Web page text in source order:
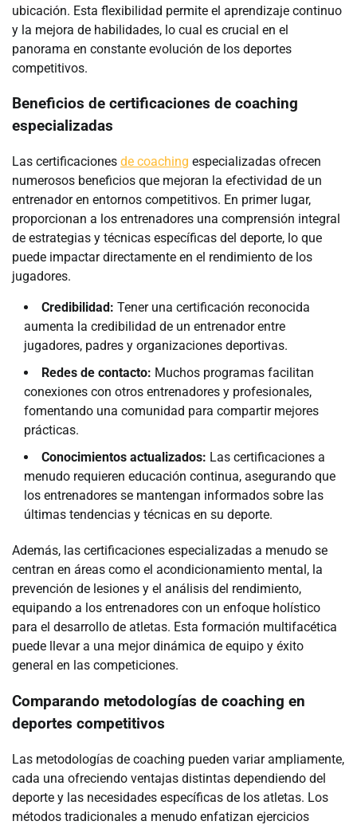
ubicación. Esta flexibilidad permite el aprendizaje continuo
y la mejora de habilidades, lo cual es crucial en el
panorama en constante evolución de los deportes
competitivos.
Beneficios de certificaciones de coaching
especializadas
Las certificaciones de coaching especializadas ofrecen
numerosos beneficios que mejoran la efectividad de un
entrenador en entornos competitivos. En primer lugar,
proporcionan a los entrenadores una comprensión integral
de estrategias y técnicas específicas del deporte, lo que
puede impactar directamente en el rendimiento de los
jugadores.
Credibilidad: Tener una certificación reconocida
aumenta la credibilidad de un entrenador entre
jugadores, padres y organizaciones deportivas.
Redes de contacto: Muchos programas facilitan
conexiones con otros entrenadores y profesionales,
fomentando una comunidad para compartir mejores
prácticas.
Conocimientos actualizados: Las certificaciones a
menudo requieren educación continua, asegurando que
los entrenadores se mantengan informados sobre las
últimas tendencias y técnicas en su deporte.
Además, las certificaciones especializadas a menudo se
centran en áreas como el acondicionamiento mental, la
prevención de lesiones y el análisis del rendimiento,
equipando a los entrenadores con un enfoque holístico
para el desarrollo de atletas. Esta formación multifacética
puede llevar a una mejor dinámica de equipo y éxito
general en las competiciones.
Comparando metodologías de coaching en
deportes competitivos
Las metodologías de coaching pueden variar ampliamente,
cada una ofreciendo ventajas distintas dependiendo del
deporte y las necesidades específicas de los atletas. Los
métodos tradicionales a menudo enfatizan ejercicios